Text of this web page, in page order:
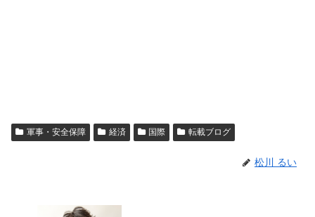
軍事・安全保障 経済 国際 転載ブログ
松川 るい